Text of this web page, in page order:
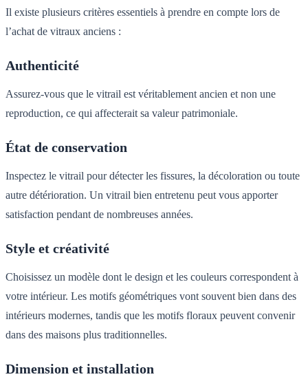
Il existe plusieurs critères essentiels à prendre en compte lors de
l’achat de vitraux anciens :
Authenticité
Assurez-vous que le vitrail est véritablement ancien et non une
reproduction, ce qui affecterait sa valeur patrimoniale.
État de conservation
Inspectez le vitrail pour détecter les fissures, la décoloration ou toute
autre détérioration. Un vitrail bien entretenu peut vous apporter
satisfaction pendant de nombreuses années.
Style et créativité
Choisissez un modèle dont le design et les couleurs correspondent à
votre intérieur. Les motifs géométriques vont souvent bien dans des
intérieurs modernes, tandis que les motifs floraux peuvent convenir
dans des maisons plus traditionnelles.
Dimension et installation